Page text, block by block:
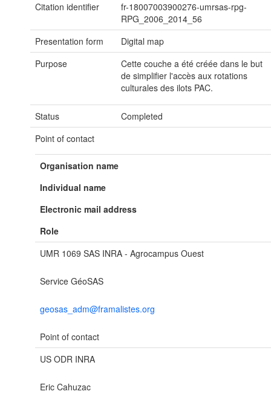
Citation identifier
fr-18007003900276-umrsas-rpg-
RPG_2006_2014_56
Presentation form
Digital map
Purpose
Cette couche a été créée dans le but
de simplifier l'accès aux rotations
culturales des ilots PAC.
Status
Completed
Point of contact
Organisation name
Individual name
Electronic mail address
Role
UMR 1069 SAS INRA - Agrocampus Ouest
Service GéoSAS
geosas_adm@framalistes.org
Point of contact
US ODR INRA
Eric Cahuzac